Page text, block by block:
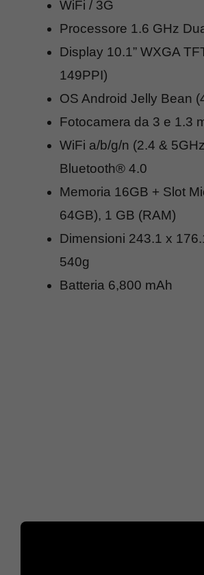
WiFi / 3G
Processore 1.6 GHz
Display 10.1” WXGA
149PPI)
OS Android Jelly Bean
Fotocamera da 3 e 1.3
WiFi a/b/g/n (2.4 &
Bluetooth® 4.0
Memoria 16GB + Slot
64GB), 1 GB (RAM)
Dimensioni 243.1 x
540g
Batteria 6,800 mAh